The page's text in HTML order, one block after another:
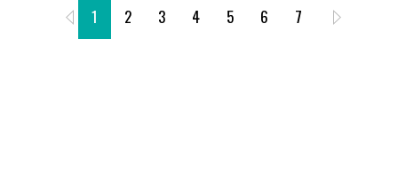
1 2 3 4 5 6 7 8